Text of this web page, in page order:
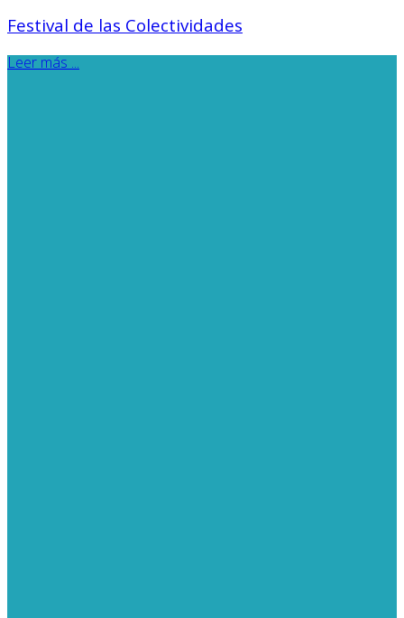
Festival de las Colectividades
Leer más ...